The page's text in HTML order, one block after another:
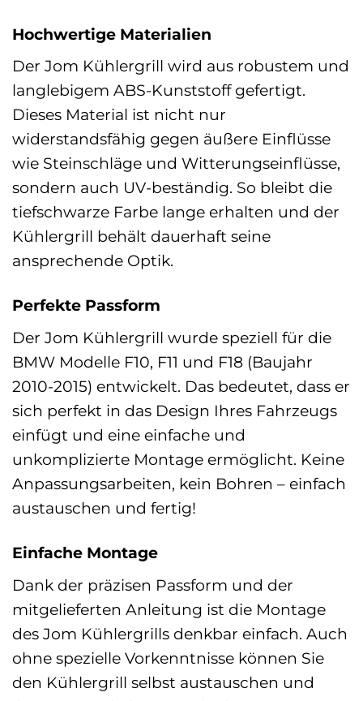
Hochwertige Materialien
Der Jom Kühlergrill wird aus robustem und
langlebigem ABS-Kunststoff gefertigt.
Dieses Material ist nicht nur
widerstandsfähig gegen äußere Einflüsse
wie Steinschläge und Witterungseinflüsse,
sondern auch UV-beständig. So bleibt die
tiefschwarze Farbe lange erhalten und der
Kühlergrill behält dauerhaft seine
ansprechende Optik.
Perfekte Passform
Der Jom Kühlergrill wurde speziell für die
BMW Modelle F10, F11 und F18 (Baujahr
2010-2015) entwickelt. Das bedeutet, dass er
sich perfekt in das Design Ihres Fahrzeugs
einfügt und eine einfache und
unkomplizierte Montage ermöglicht. Keine
Anpassungsarbeiten, kein Bohren – einfach
austauschen und fertig!
Einfache Montage
Dank der präzisen Passform und der
mitgelieferten Anleitung ist die Montage
des Jom Kühlergrills denkbar einfach. Auch
ohne spezielle Vorkenntnisse können Sie
den Kühlergrill selbst austauschen und